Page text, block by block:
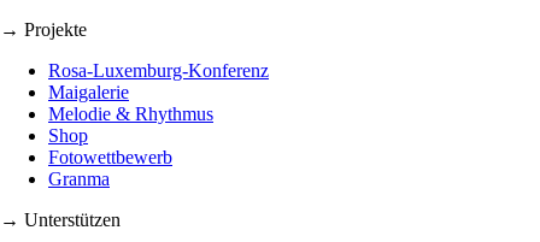
→ Projekte
Rosa-Luxemburg-Konferenz
Maigalerie
Melodie & Rhythmus
Shop
Fotowettbewerb
Granma
→ Unterstützen